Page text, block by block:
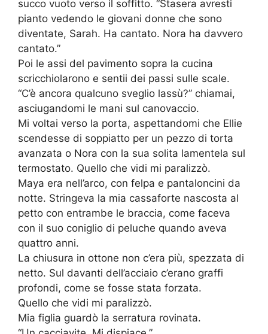
succo vuoto verso il soffitto. “Stasera avresti
pianto vedendo le giovani donne che sono
diventate, Sarah. Ha cantato. Nora ha davvero
cantato.”
Poi le assi del pavimento sopra la cucina
scricchiolarono e sentii dei passi sulle scale.
“C’è ancora qualcuno sveglio lassù?” chiamai,
asciugandomi le mani sul canovaccio.
Mi voltai verso la porta, aspettandomi che Ellie
scendesse di soppiatto per un pezzo di torta
avanzata o Nora con la sua solita lamentela sul
termostato. Quello che vidi mi paralizzò.
Maya era nell’arco, con felpa e pantaloncini da
notte. Stringeva la mia cassaforte nascosta al
petto con entrambe le braccia, come faceva
con il suo coniglio di peluche quando aveva
quattro anni.
La chiusura in ottone non c’era più, spezzata di
netto. Sul davanti dell’acciaio c’erano graffi
profondi, come se fosse stata forzata.
Quello che vidi mi paralizzò.
Mia figlia guardò la serratura rovinata.